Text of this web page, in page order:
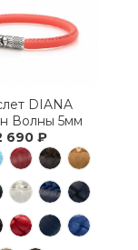
DIANA
Волны 5мм
690 ₽